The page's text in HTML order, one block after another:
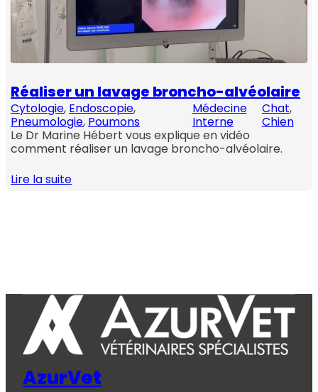
Réaliser un lavage broncho-alvéolaire
Cytologie, Endoscopie,
Pneumologie, Poumons
Médecine
Interne
Chat,
Chien
Le Dr Marine Hébert vous explique en vidéo
comment réaliser un lavage broncho-alvéolaire.
Lire la suite
AzurVet